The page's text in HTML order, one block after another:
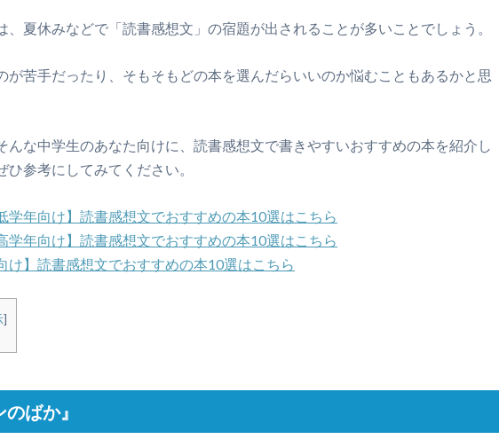
、夏休みなどで「読書感想文」の宿題が出されることが多いことでしょう。
が苦手だったり、そもそもどの本を選んだらいいのか悩むこともあるかと思
んな中学生のあなた向けに、読書感想文で書きやすいおすすめの本を紹介し
ひ参考にしてみてください。
学年向け】読書感想文でおすすめの本10選はこちら
学年向け】読書感想文でおすすめの本10選はこちら
け】読書感想文でおすすめの本10選はこちら
]
のばか』